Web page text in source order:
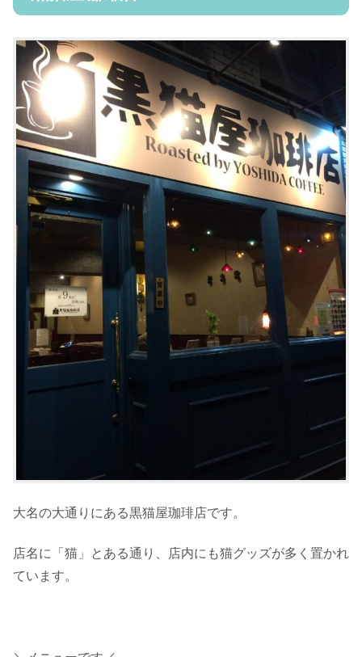
大名の大通りにある黒猫屋珈琲店です。
店名に「猫」とある通り、店内にも猫グッズが多く置かれ
ています。